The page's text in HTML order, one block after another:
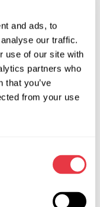
and ads, to
our traffic.
use of our site with
partners who
that you’ve
from your use
(15A)